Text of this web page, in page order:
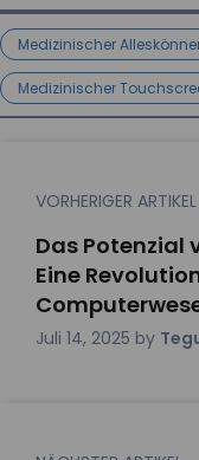
Medizinischer
Medizinischer
VORHERIGER ARTIKEL
Das Potenzial
Eine
Juli 14, 2025 by